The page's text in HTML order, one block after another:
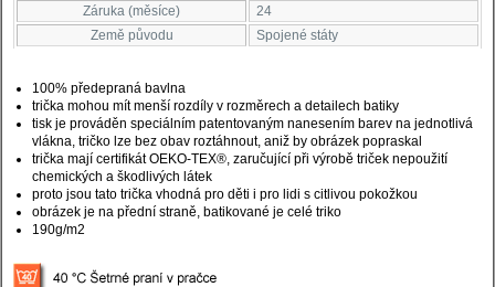
Záruka (měsíce)
24
Země původu
Spojené státy
100% předepraná bavlna
trička mohou mít menší rozdíly v rozměrech a detailech batiky
tisk je prováděn speciálním patentovaným nanesením barev na jednotlivá
vlákna, tričko lze bez obav roztáhnout, aniž by obrázek popraskal
trička mají certifikát OEKO-TEX®, zaručující při výrobě triček nepoužití
chemických a škodlivých látek
proto jsou tato trička vhodná pro děti i pro lidi s citlivou pokožkou
obrázek je na přední straně, batikované je celé triko
190g/m2